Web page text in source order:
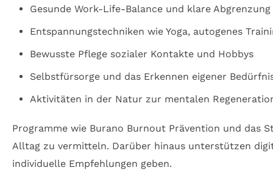
Gesunde Work-Life-Balance und klare
Entspannungstechniken wie Yoga, autogenes
Bewusste Pflege sozialer Kontakte und Hobbys
Selbstfürsorge und das Erkennen eigener
Aktivitäten in der Natur zur mentalen
Programme wie Burano Burnout Prävention und das
Alltag zu vermitteln. Darüber hinaus unterstützen
individuelle Empfehlungen geben.